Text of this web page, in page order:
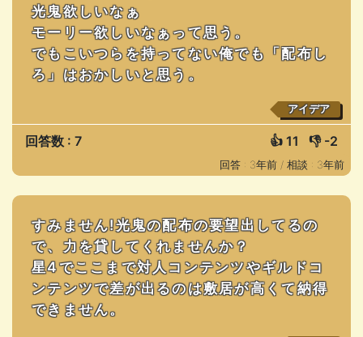
光鬼欲しいなぁ
モーリー欲しいなぁって思う。
でもこいつらを持ってない俺でも「配布し
ろ」はおかしいと思う。
アイデア
回答数 : 7 👍 11 👎 -2
回答 : 3年前 / 相談 : 3年前
すみません!光鬼の配布の要望出してるの
で、力を貸してくれませんか？
星4でここまで対人コンテンツやギルドコ
ンテンツで差が出るのは敷居が高くて納得
できません。